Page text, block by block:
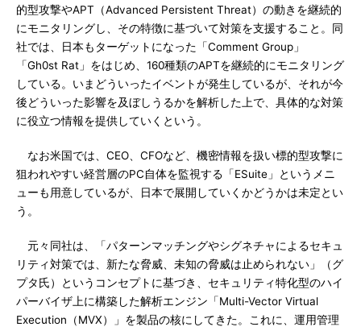
的型攻撃やAPT（Advanced Persistent Threat）の動きを継続的
にモニタリングし、その特徴に基づいて対策を支援すること。同
社では、日本もターゲットになった「Comment Group」
「Gh0st Rat」をはじめ、160種類のAPTを継続的にモニタリング
している。いまどういったイベントが発生しているが、それが今
後どういった影響を及ぼしうるかを解析した上で、具体的な対策
に役立つ情報を提供していくという。
なお米国では、CEO、CFOなど、機密情報を扱い標的型攻撃に
狙われやすい経営層のPC自体を監視する「ESuite」というメニ
ューも用意しているが、日本で展開していくかどうかは未定とい
う。
元々同社は、「パターンマッチングやシグネチャによるセキュ
リティ対策では、新たな脅威、未知の脅威は止められない」（グ
プタ氏）というコンセプトに基づき、セキュリティ特化型のハイ
パーバイザ上に構築した解析エンジン「Multi-Vector Virtual
Execution（MVX）」を製品の核にしてきた。これに、運用管理